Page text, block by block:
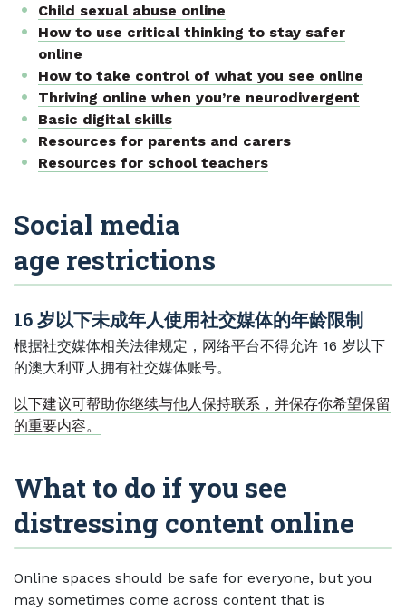
Child sexual abuse online
How to use critical thinking to stay safer
online
How to take control of what you see online
Thriving online when you’re neurodivergent
Basic digital skills
Resources for parents and carers
Resources for school teachers
Social media
age restrictions
16 岁以下未成年人使用社交媒体的年龄限制
根据社交媒体相关法律规定，网络平台不得允许 16 岁以下
的澳大利亚人拥有社交媒体账号。
以下建议可帮助你继续与他人保持联系，并保存你希望保留
的重要内容。
What to do if you see
distressing content online
Online spaces should be safe for everyone, but you
may sometimes come across content that is